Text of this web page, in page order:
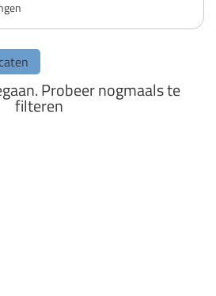
Probeer nogmaals te
filteren